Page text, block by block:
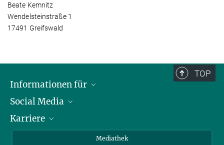
Beate Kemnitz
Wendelsteinstraße 1
17491 Greifswald
TOP
Informationen für
Journalisten
Schule
Social Media
LinkedIn
Karriere
Mediathek